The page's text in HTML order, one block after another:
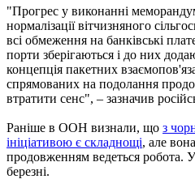
"Прогрес у виконанні
нормалізації вітчизняного
всі обмеження на банківські
порти зберігаються і до них
концепція пакетних
спрямованих на подолання
втратити сенс", – зазначив
Раніше в ООН визнали, що з
ініціативою є складнощі, але
продовженням ведеться робота.
березні.